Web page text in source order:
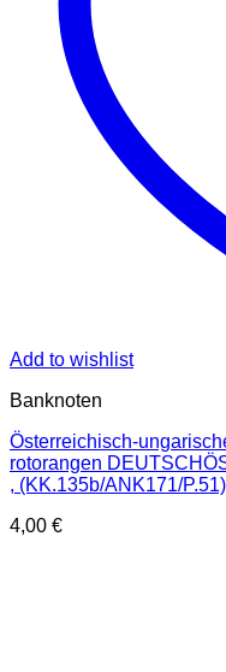
Add to wishlist
Banknoten
Österreichisch-
rotorangen
, (KK.135b/ANK171/
4,00 €